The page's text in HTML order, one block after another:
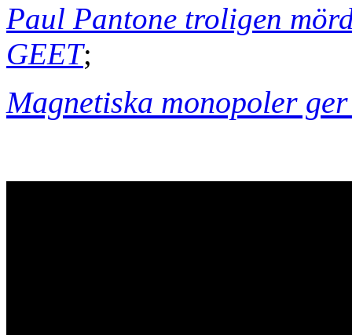
Paul Pantone troligen
GEET;
Magnetiska monopoler